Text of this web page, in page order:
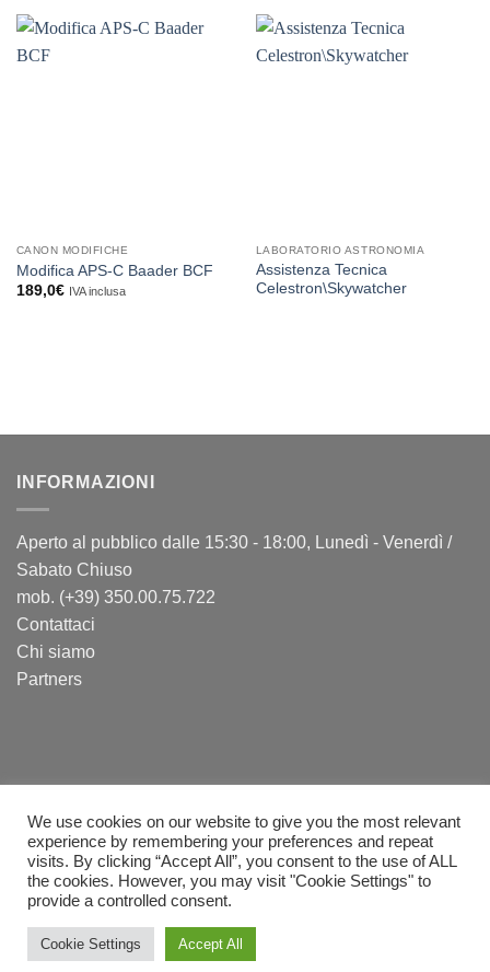
CANON MODIFICHE
Modifica APS-C Baader BCF
189,0€ IVA inclusa
LABORATORIO ASTRONOMIA
Assistenza Tecnica
Celestron\Skywatcher
INFORMAZIONI
Aperto al pubblico dalle 15:30 - 18:00, Lunedì - Venerdì /
Sabato Chiuso
mob. (+39) 350.00.75.722
Contattaci
Chi siamo
Partners
PayPal Visa MasterCardPostepaySepa
Bank
Transfer
Cash
Copyright 2026 ©
P.Iva: IT11874391003
We use cookies on our website to give you the most relevant
experience by remembering your preferences and repeat
visits. By clicking “Accept All”, you consent to the use of ALL
the cookies. However, you may visit "Cookie Settings" to
provide a controlled consent.
Cookie Settings Accept All